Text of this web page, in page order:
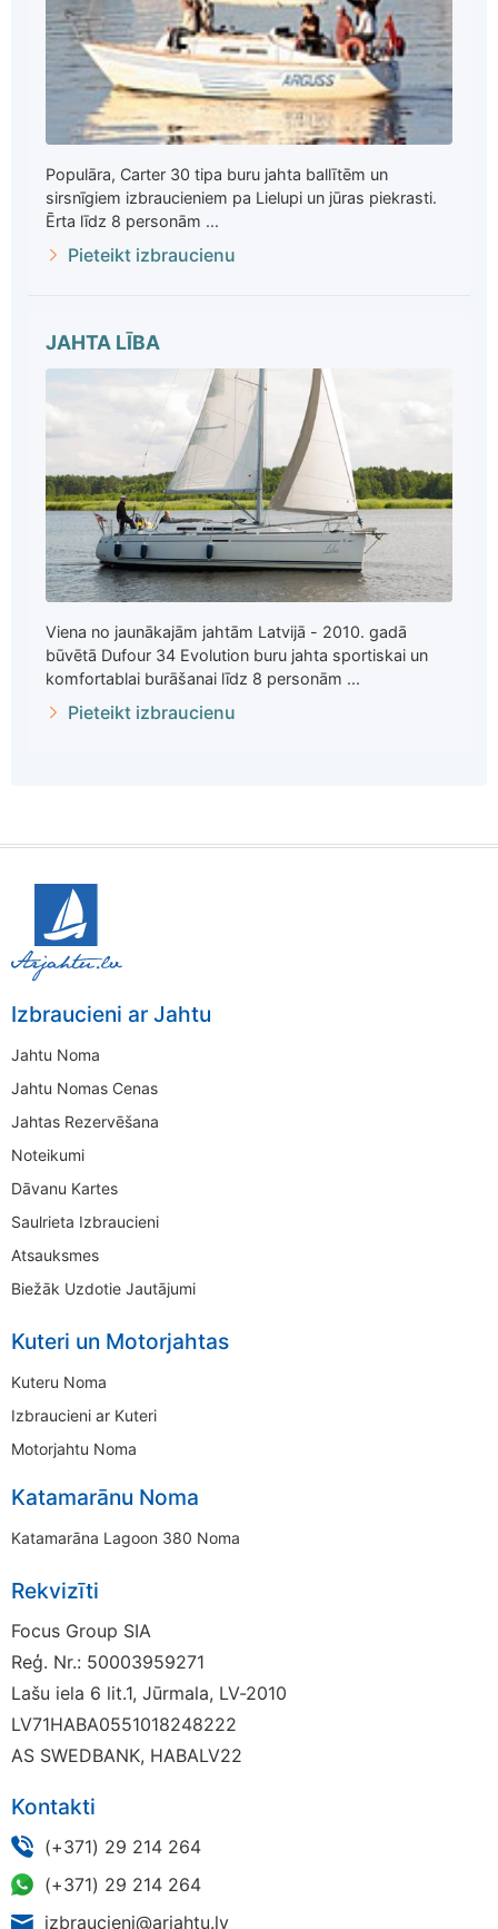
Populāra, Carter 30 tipa buru jahta ballītēm un
sirsnīgiem izbraucieniem pa Lielupi un jūras piekrasti.
Ērta līdz 8 personām ...
Pieteikt izbraucienu
JAHTA LĪBA
Viena no jaunākajām jahtām Latvijā - 2010. gadā
būvētā Dufour 34 Evolution buru jahta sportiskai un
komfortablai burāšanai līdz 8 personām ...
Pieteikt izbraucienu
Izbraucieni ar Jahtu
Jahtu Noma
Jahtu Nomas Cenas
Jahtas Rezervēšana
Noteikumi
Dāvanu Kartes
Saulrieta Izbraucieni
Atsauksmes
Biežāk Uzdotie Jautājumi
Kuteri un Motorjahtas
Kuteru Noma
Izbraucieni ar Kuteri
Motorjahtu Noma
Katamarānu Noma
Katamarāna Lagoon 380 Noma
Rekvizīti
Focus Group SIA
Reģ. Nr.: 50003959271
Lašu iela 6 lit.1, Jūrmala, LV-2010
LV71HABA0551018248222
AS SWEDBANK, HABALV22
Kontakti
(+371) 29 214 264
(+371) 29 214 264
izbraucieni@arjahtu.lv